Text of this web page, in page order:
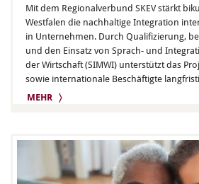
Mit dem Regionalverbund SKEV stärkt
Westfalen die nachhaltige Integration
in Unternehmen. Durch Qualifizierung,
und den Einsatz von Sprach- und
der Wirtschaft (SIMWI) unterstützt das
sowie internationale Beschäftigte
MEHR 〉